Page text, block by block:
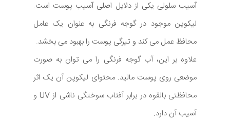
آسیب سلولی یکی از دلایل اصلی آسیب پوست است.
لیکوپن موجود در گوجه فرنگی به عنوان یک عامل
محافظ عمل می کند و تیرگی پوست را بهبود می بخشد.
علاوه بر این، آب گوجه فرنگی را می توان به صورت
موضعی روی پوست مالید. محتوای لیکوپن آن یک اثر
محافظتی بالقوه در برابر آفتاب سوختگی ناشی از UV و
آسیب آن دارد.